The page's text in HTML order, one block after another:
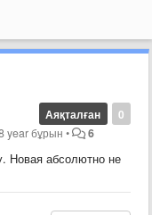
0
Аяқталған
year бұрын • 6
Новая абсолютно не